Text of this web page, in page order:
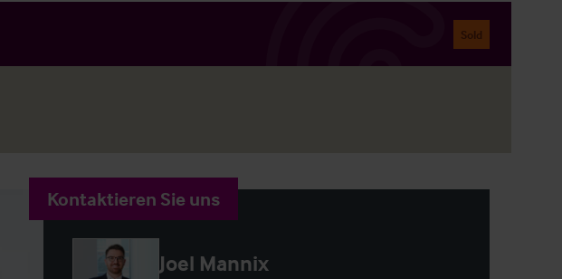
Sold
Kontaktieren Sie uns
Joel Mannix